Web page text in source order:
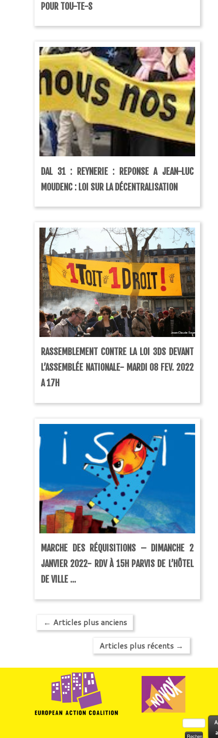
POUR TOU-TE-S
DAL 31 : REYNERIE : REPONSE A JEAN-LUC
MOUDENC : LOI SUR LA DÉCENTRALISATION
RASSEMBLEMENT CONTRE LA LOI 3DS DEVANT
L’ASSEMBLÉE NATIONALE- MARDI 08 FEV. 2022
A 17H
MARCHE DES RÉQUISITIONS – DIMANCHE 2
JANVIER 2022- RDV À 15H PARVIS DE L’HÔTEL
DE VILLE ...
← Articles plus anciens
Articles plus récents →
Rechercher :